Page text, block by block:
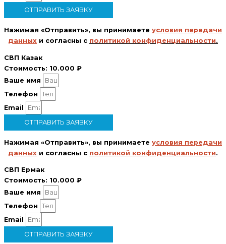
ОТПРАВИТЬ ЗАЯВКУ
Нажимая «Отправить», вы принимаете условия передачи
данных и согласны с политикой конфиденциальности.
СВП Казак
Стоимость: 10.000 ₽
Ваше имя
Телефон
Email
ОТПРАВИТЬ ЗАЯВКУ
Нажимая «Отправить», вы принимаете условия передачи
данных и согласны с политикой конфиденциальности.
СВП Ермак
Стоимость: 10.000 ₽
Ваше имя
Телефон
Email
ОТПРАВИТЬ ЗАЯВКУ